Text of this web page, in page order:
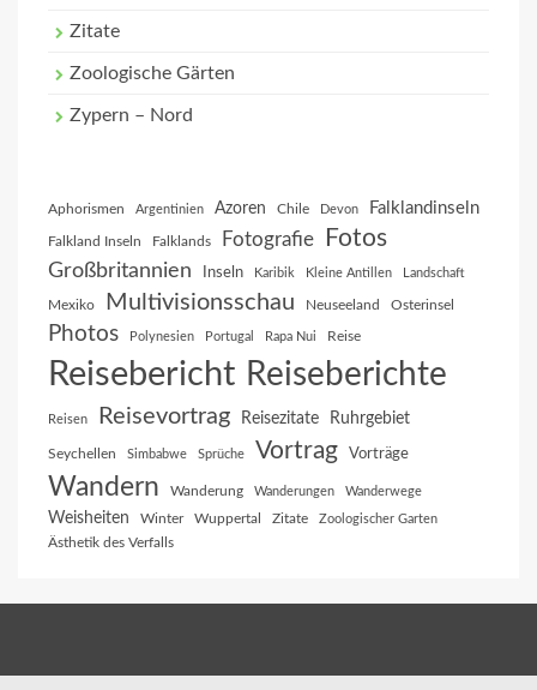
Zitate
Zoologische Gärten
Zypern – Nord
Aphorismen Argentinien Azoren Chile Devon Falklandinseln
Falkland Inseln Falklands Fotografie Fotos
Großbritannien Inseln Karibik Kleine Antillen Landschaft
Mexiko Multivisionsschau Neuseeland Osterinsel
Photos Polynesien Portugal Rapa Nui Reise
Reisebericht Reiseberichte
Reisen Reisevortrag Reisezitate Ruhrgebiet
Seychellen Simbabwe Sprüche Vortrag Vorträge
Wandern Wanderung Wanderungen Wanderwege
Weisheiten Winter Wuppertal Zitate Zoologischer Garten
Ästhetik des Verfalls